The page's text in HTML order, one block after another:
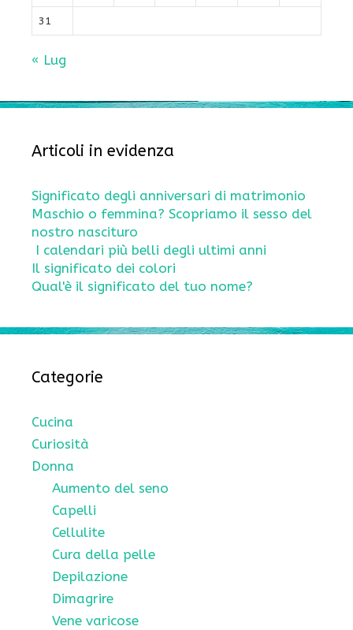
31
« Lug
Articoli in evidenza
Significato degli anniversari di matrimonio
Maschio o femmina? Scopriamo il sesso del
nostro nascituro
I calendari più belli degli ultimi anni
Il significato dei colori
Qual'è il significato del tuo nome?
Categorie
Cucina
Curiosità
Donna
Aumento del seno
Capelli
Cellulite
Cura della pelle
Depilazione
Dimagrire
Vene varicose